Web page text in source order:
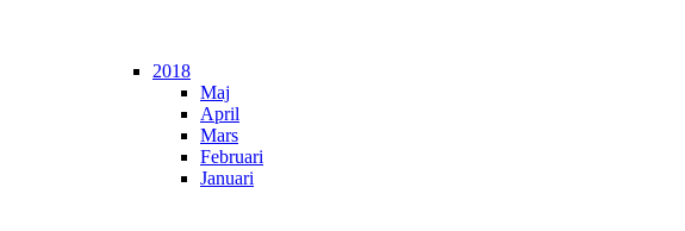
2018
Maj
April
Mars
Februari
Januari